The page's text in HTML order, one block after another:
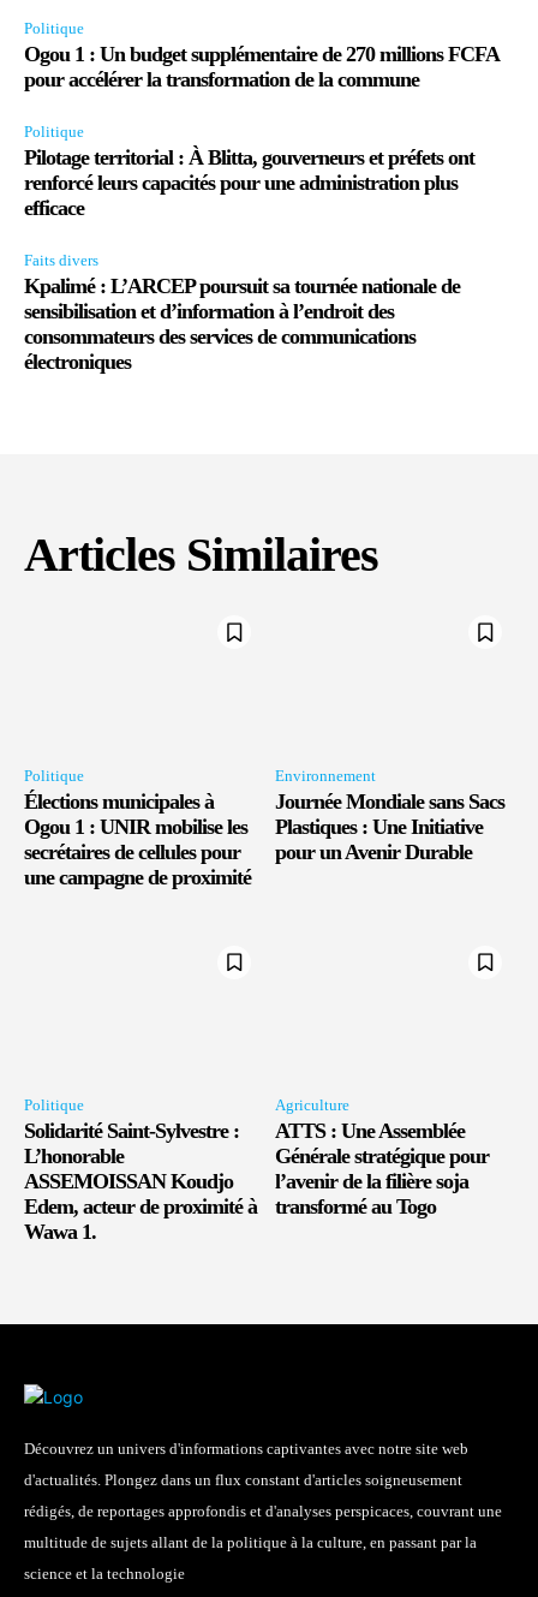
Politique
Ogou 1 : Un budget supplémentaire de 270 millions FCFA
pour accélérer la transformation de la commune
Politique
Pilotage territorial : À Blitta, gouverneurs et préfets ont
renforcé leurs capacités pour une administration plus
efficace
Faits divers
Kpalimé : L’ARCEP poursuit sa tournée nationale de
sensibilisation et d’information à l’endroit des
consommateurs des services de communications
électroniques
Articles Similaires
Politique
Élections municipales à
Ogou 1 : UNIR mobilise les
secrétaires de cellules pour
une campagne de proximité
Environnement
Journée Mondiale sans Sacs
Plastiques : Une Initiative
pour un Avenir Durable
Politique
Solidarité Saint-Sylvestre :
L’honorable
ASSEMOISSAN Koudjo
Edem, acteur de proximité à
Wawa 1.
Agriculture
ATTS : Une Assemblée
Générale stratégique pour
l’avenir de la filière soja
transformé au Togo
Découvrez un univers d'informations captivantes avec notre site web
d'actualités. Plongez dans un flux constant d'articles soigneusement
rédigés, de reportages approfondis et d'analyses perspicaces, couvrant une
multitude de sujets allant de la politique à la culture, en passant par la
science et la technologie